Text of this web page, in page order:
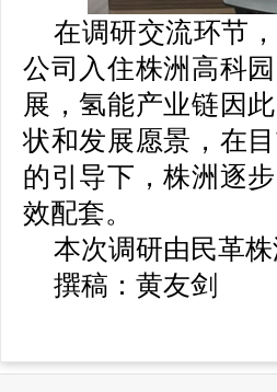
在调研交流环节
公司入住株洲高科
展，氢能产业链因
状和发展愿景，在
的引导下，株洲逐
效配套。
本次调研由民革
撰稿：黄友剑